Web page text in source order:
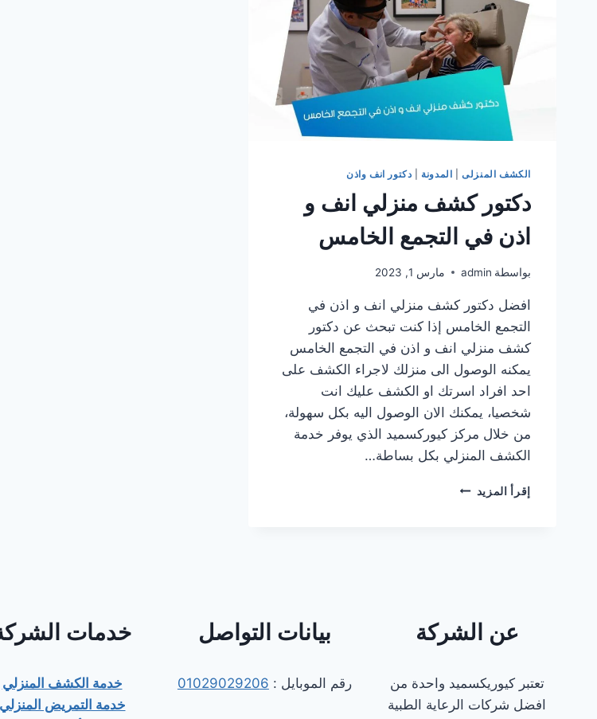
الكشف المنزلى| المدونة دكتور انف واذن
دكتور كشف منزلي انف و
اذن في التجمع الخامس
بواسطة admin مارس 1, 2023
افضل دكتور كشف منزلي انف و اذن في
التجمع الخامس إذا كنت تبحث عن دكتور
كشف منزلي انف و اذن في التجمع الخامس
يمكنه الوصول الى منزلك لاجراء الكشف على
احد افراد اسرتك او الكشف عليك انت
شخصيا، يمكنك الان الوصول اليه بكل سهولة،
من خلال مركز كيوركسميد الذي يوفر خدمة
الكشف المنزلي بكل بساطة…
إقرأ المزيد دكتور
الخامس
عن الشركة
تعتبر كيوريكسميد واحدة من
افضل شركات الرعاية الطبية
بيانات التواصل
رقم الموبايل : 01029029206
خدمات
خدمة الكشف المنزلي
خدمة التمريض المنزلي